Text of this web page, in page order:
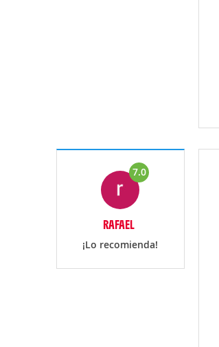
7.0
RAFAEL
¡Lo recomienda!